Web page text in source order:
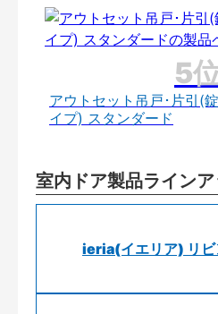
アウトセット吊戸･片引(
イプ) スタンダード
室内ドア製品ライン
ieria(イエリア) リビ